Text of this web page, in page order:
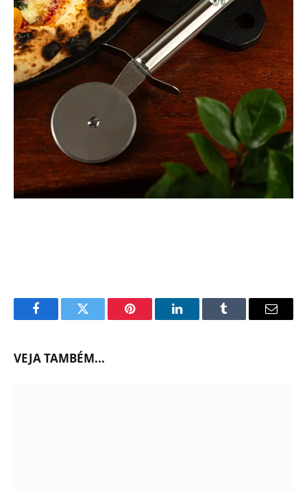
FacebookTwitter Pinterest LinkedInTumblr Email
VEJA TAMBÉM...